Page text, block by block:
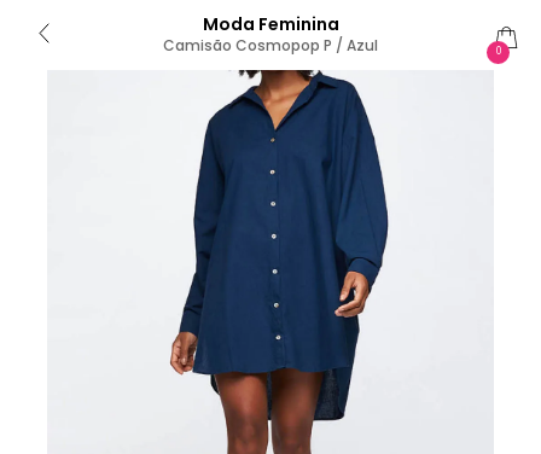
Moda Feminina
Camisão Cosmopop P / Azul 0